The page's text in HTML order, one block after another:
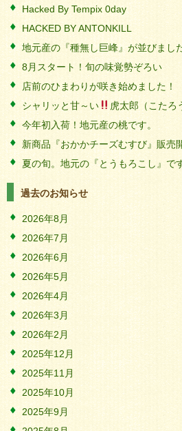
Hacked By Tempix 0day
HACKED BY ANTONKILL
地元産の『種無し巨峰』が並びまし
8月スタート！旬の味覚勢ぞろい
店前のひまわりが咲き始めました！
シャリッと甘～い
虎太郎（こたろ
今年初入荷！地元産の桃です。
新商品『おかかチーズむすび』販売
夏の旬。地元の『とうもろこし』です
過去のお知らせ
2026年8月
2026年7月
2026年6月
2026年5月
2026年4月
2026年3月
2026年2月
2025年12月
2025年11月
2025年10月
2025年9月